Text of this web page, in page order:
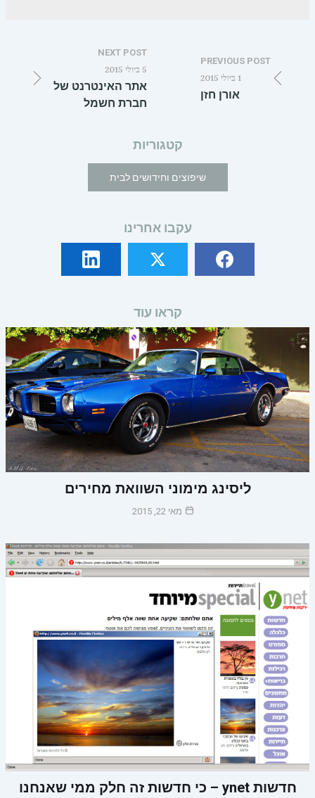
PREVIOUS POST
1 ביולי 2015
אורן חזן
NEXT POST
5 ביולי 2015
אתר האינטרנט של
חברת חשמל
קטגוריות
שיפוצים וחידושים לבית
עקבו אחרינו
קראו עוד
ליסינג מימוני השוואת מחירים
מאי 22, 2015
חדשות ynet – כי חדשות זה חלק ממי שאנחנו